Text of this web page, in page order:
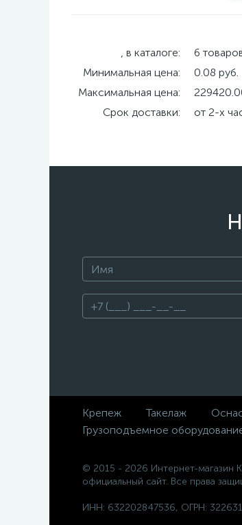
, в каталоге:
6
Минимальная цена:
0.08 руб.
Максимальная цена:
Срок доставки:
от 2-х
Крепеж Такелаж
Грузоподъемное
© 2015 - 2026 Интернет-магазин
официальный сайт. Все права
ИНН: 632202847536, ОГРН: